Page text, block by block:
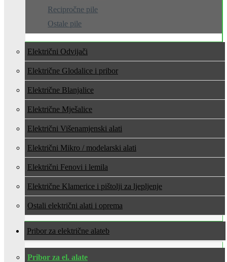
Recipročne pile
Ostale pile
Električni Odvijači
Električne Glodalice i pribor
Električne Blanjalice
Električne Mješalice
Električni Višenamjenski alati
Električni Mikro / modelarski alati
Električni Fenovi i lemila
Električne Klamerice i pištolji za ljepljenje
Ostali električni alati i oprema
Pribor za električne alate
Pribor za el. alate